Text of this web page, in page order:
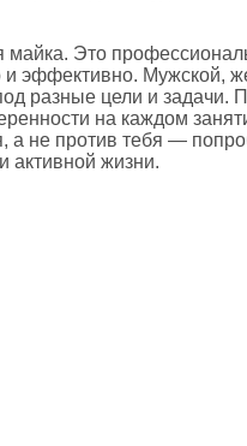
Это
эффективно. Мужской,
разные цели и задачи.
на каждом
а не против тебя —
активной жизни.